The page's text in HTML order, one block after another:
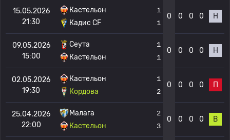
15.05.2026
21:30
Кастельон
Кадис CF
1
1
0 0 0 0 Н
09.05.2026
15:00
Сеута
Кастельон
1
1
0 0 0 0 Н
02.05.2026
19:30
Кастельон
Кордова
1
2
0 0 0 0 П
25.04.2026
22:00
Малага
Кастельон
2
3
0 0 0 0 В